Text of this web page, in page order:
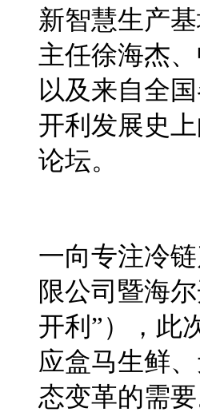
新智慧生产
主任徐海杰
以及来自全
开利发展史
论坛。
一向专注冷
限公司暨海
开利 ”），此
应盒马生鲜
态变革的需